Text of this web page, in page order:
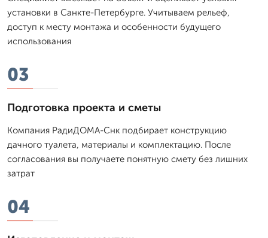
установки в Санкте-Петербурге. Учитываем рельеф,
доступ к месту монтажа и особенности будущего
использования
03
Подготовка проекта и сметы
Компания РадиДОМА-Снк подбирает конструкцию
дачного туалета, материалы и комплектацию. После
согласования вы получаете понятную смету без лишних
затрат
04